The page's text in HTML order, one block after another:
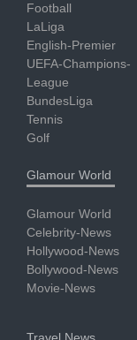
Football
LaLiga
English-Premier
UEFA-Champions-
League
BundesLiga
Tennis
Golf
Glamour World
Glamour World
Celebrity-News
Hollywood-News
Bollywood-News
Movie-News